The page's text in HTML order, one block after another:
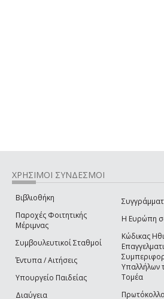
ΧΡΗΣΙΜΟΙ ΣΥΝΔΕΣΜΟΙ
Βιβλιοθήκη
Παροχές Φοιτητικής
Μέριμνας
Συμβουλευτικοί Σταθμοί
Έντυπα / Αιτήσεις
Υπουργείο Παιδείας
Διαύγεια
Η Ευρώπη
Κώδικας
Υπαλλήλων
Τομέα